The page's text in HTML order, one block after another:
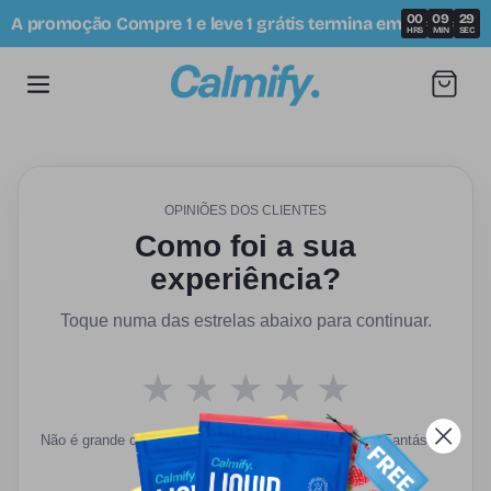
Para O
Conteúdo
A promoção Compre 1 e leve 1 grátis termina em 00
HRS
: 09
MIN
: 29
SEC
Carrinho
OPINIÕES DOS CLIENTES
Como foi a sua
experiência?
Toque numa das estrelas abaixo para continuar.
★ ★ ★ ★ ★
Não é grande coisa Fantástico
Selecione uma classificação